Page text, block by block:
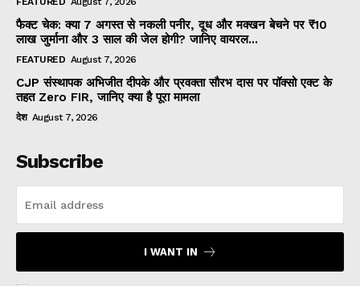
फैक्ट चेक: क्या 7 अगस्त से नकली पनीर, दूध और मक्खन बेचने पर ₹10
लाख जुर्माना और 3 साल की जेल होगी? जानिए वायरल...
FEATURED August 7, 2026
CJP संस्थापक अभिजीत दीपके और प्रवक्ता सौरभ दास पर पॉक्सो एक्ट के
तहत Zero FIR, जानिए क्या है पूरा मामला
देश August 7, 2026
Subscribe
I WANT IN